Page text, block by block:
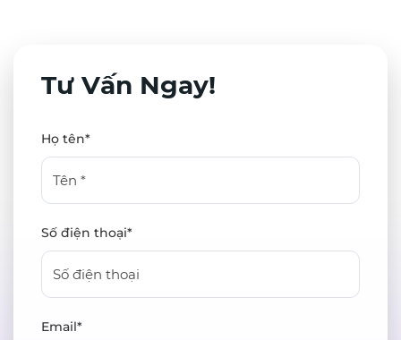
Tư Vấn Ngay!
Họ tên*
Số điện thoại*
Email*